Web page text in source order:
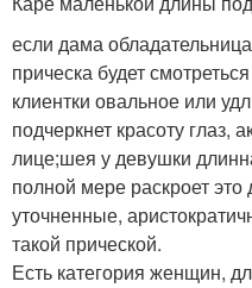
если дама
прическа будет
клиентки овальное или
подчеркнет красоту глаз,
лице;шея у девушки
полной мере раскроет
уточненные,
такой прической.
Есть категория женщин,